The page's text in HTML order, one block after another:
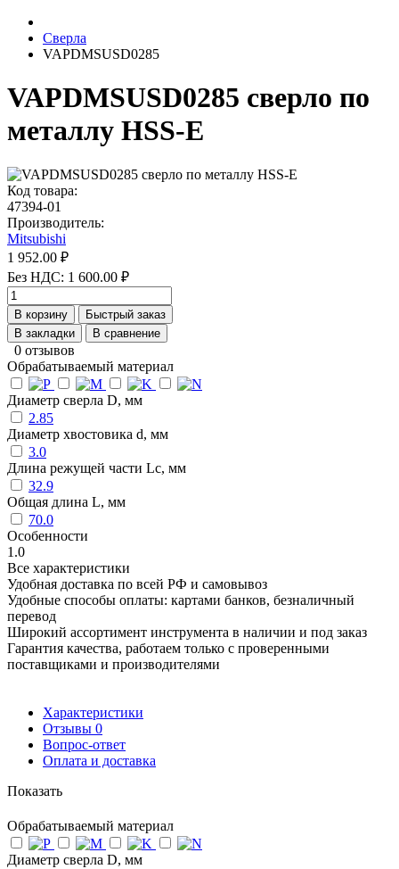
Сверла
VAPDMSUSD0285
VAPDMSUSD0285 сверло по
металлу HSS-E
Код товара:
47394-01
Производитель:
Mitsubishi
1 952.00 ₽
Без НДС: 1 600.00 ₽
В корзину
Быстрый заказ
В закладки
В сравнение
0 отзывов
Обрабатываемый материал
Диаметр сверла D, мм
2.85
Диаметр хвостовика d, мм
3.0
Длина режущей части Lc, мм
32.9
Общая длина L, мм
70.0
Особенности
1.0
Все характеристики
Удобная доставка по всей РФ и самовывоз
Удобные способы оплаты: картами банков, безналичный
перевод
Широкий ассортимент инструмента в наличии и под заказ
Гарантия качества, работаем только с проверенными
поставщиками и производителями
Характеристики
Отзывы 0
Вопрос-ответ
Оплата и доставка
Показать
Обрабатываемый материал
Диаметр сверла D, мм